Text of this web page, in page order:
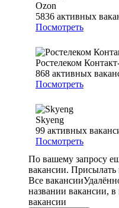
Ozon
5836 активных
Посмотреть
Ростелеком
868 активных
Посмотреть
Skyeng
99 активных
Посмотреть
По вашему запросу
вакансии. Присылать
Все вакансии
названии вакансии,
вакансии